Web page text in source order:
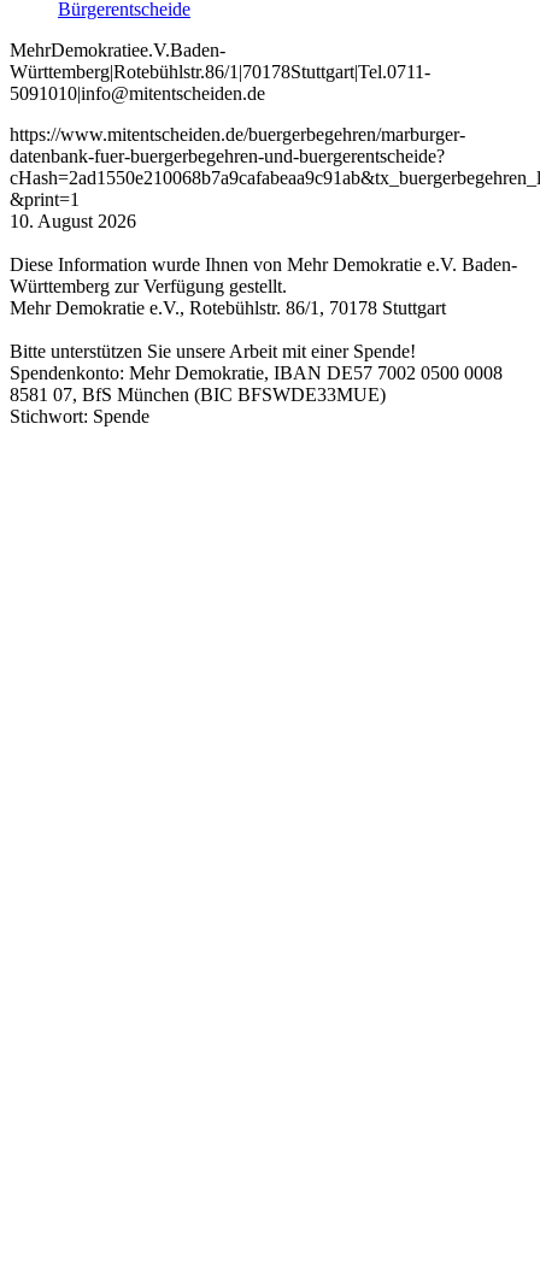
Bürgerentscheide
MehrDemokratiee.V.Baden-
Württemberg|Rotebühlstr.86/1 |70178Stuttgart|Tel.0711-
5091010|info@mitentscheiden.de
https://www.mitentscheiden.de/buergerbegehren/marburger-
datenbank-fuer-buergerbegehren-und-buergerentscheide?
&print=1
10. August 2026
Diese Information wurde Ihnen von Mehr Demokratie e.V. Baden-
Württemberg zur Verfügung gestellt.
Mehr Demokratie e.V., Rotebühlstr. 86/1, 70178 Stuttgart
Bitte unterstützen Sie unsere Arbeit mit einer Spende!
Spendenkonto: Mehr Demokratie, IBAN DE57 7002 0500 0008
8581 07, BfS München (BIC BFSWDE33MUE)
Stichwort: Spende